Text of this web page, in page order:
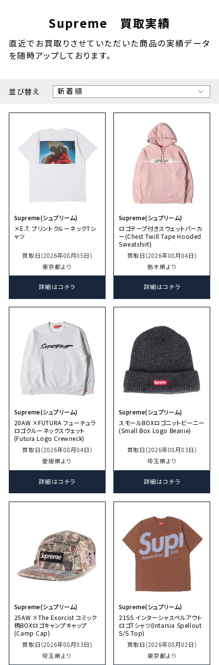
Supreme 買取実績
直近でお買取りさせていただいた商品の実績データ
を随時アップしております。
並び替え
Supreme(シュプリーム)
×E.T. プリントクルーネックTシ
ャツ
買取日(2026年08月05日)
東京都より
詳細はコチラ
Supreme(シュプリーム)
ロゴテープ付きスウェットパーカ
ー(Chest Twill Tape Hooded
Sweatshirt)
買取日(2026年08月04日)
栃木県より
詳細はコチラ
Supreme(シュプリーム)
20AW ×FUTURA フューチュラ
ロゴクルーネックスウェット
(Futura Logo Crewneck)
買取日(2026年08月04日)
愛媛県より
詳細はコチラ
Supreme(シュプリーム)
スモールBOXロゴニットビーニー
(Small Box Logo Beanie)
買取日(2026年08月03日)
埼玉県より
詳細はコチラ
Supreme(シュプリーム)
25AW ×The Exorcist コミック
柄BOXロゴキャンプキャップ
(Camp Cap)
買取日(2026年08月03日)
埼玉県より
Supreme(シュプリーム)
21SS インターシャスペルアウト
ロゴTシャツ(Intarsia Spellout
S/S Top)
買取日(2026年08月02日)
東京都より